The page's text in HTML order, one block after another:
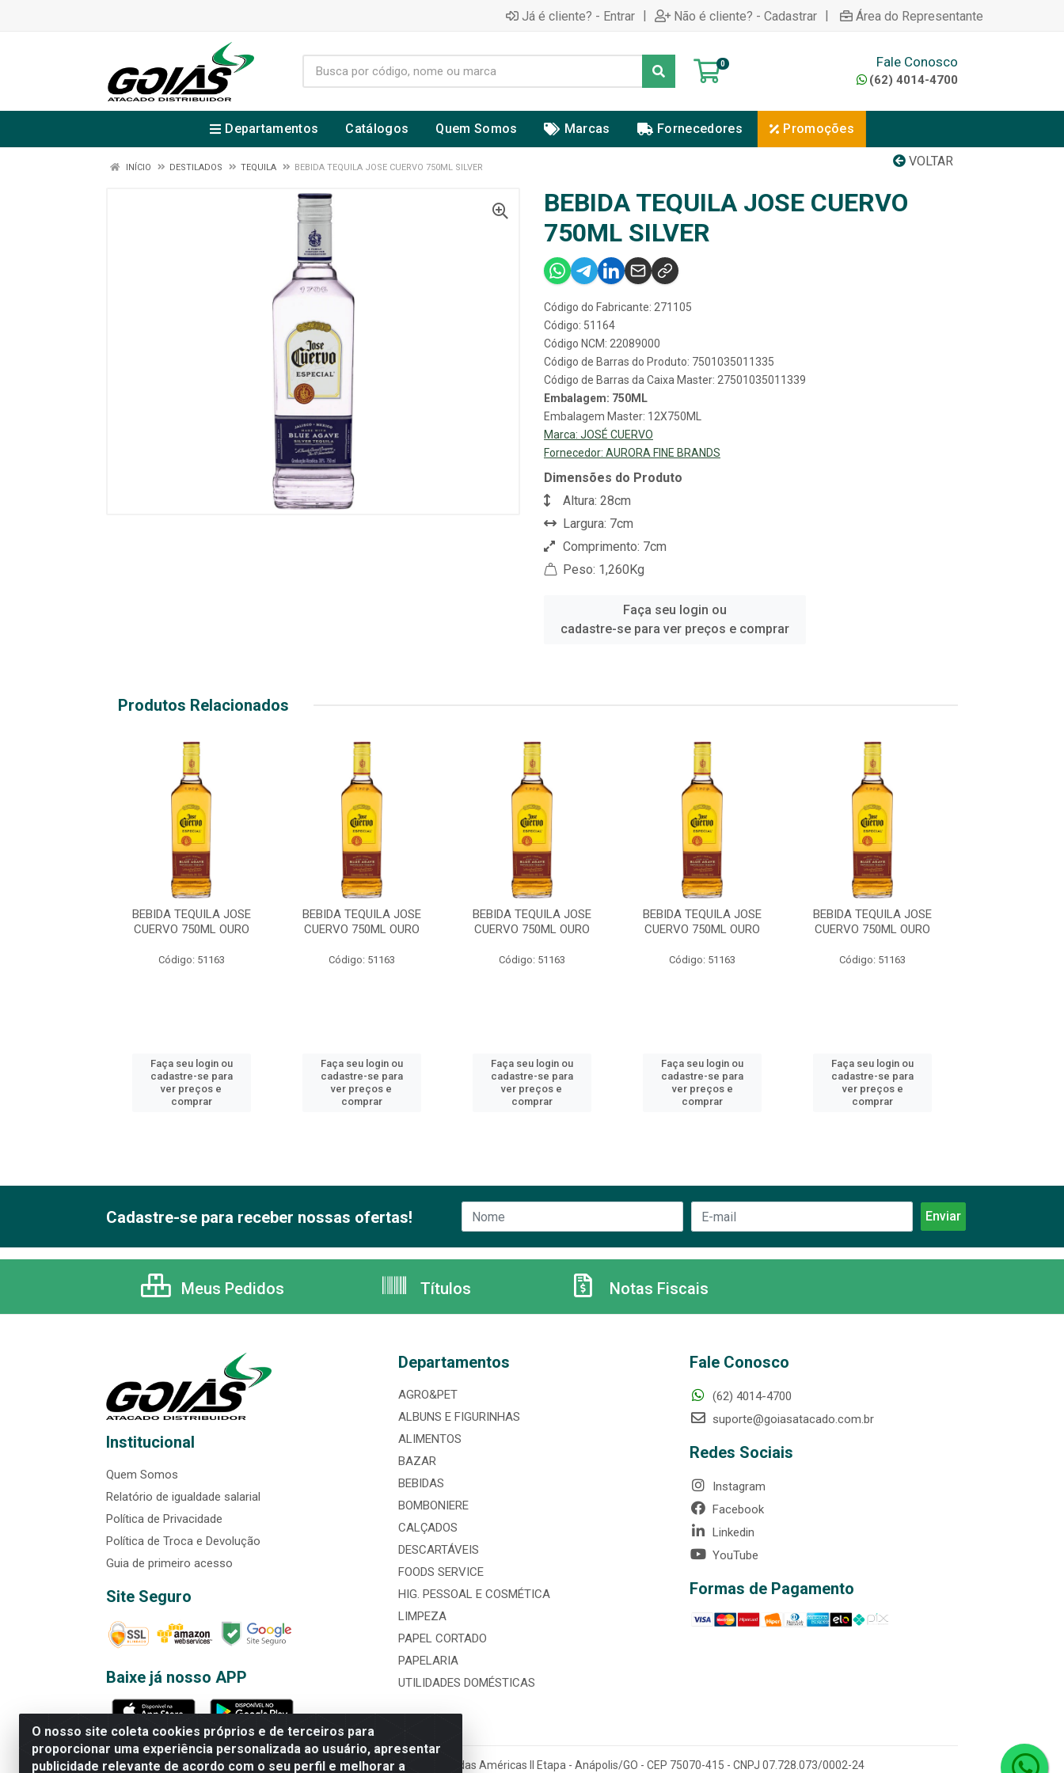
Já é cliente? - Entrar | Não é cliente? - Cadastrar | Área do Representante
0 Fale Conosco
(62) 4014-4700
Departamentos Catálogos Quem Somos Marcas Fornecedores Promoções
VOLTAR
INÍCIO DESTILADOS TEQUILA BEBIDA TEQUILA JOSE CUERVO 750ML SILVER
BEBIDA TEQUILA JOSE CUERVO
750ML SILVER
Código do Fabricante: 271105
Código: 51164
Código NCM: 22089000
Código de Barras do Produto: 7501035011335
Código de Barras da Caixa Master: 27501035011339
Embalagem: 750ML
Embalagem Master: 12X750ML
Marca: JOSÉ CUERVO
Fornecedor: AURORA FINE BRANDS
Dimensões do Produto
Altura: 28cm
Largura: 7cm
Comprimento: 7cm
Peso: 1,260Kg
Faça seu login ou
cadastre-se para ver preços e comprar
Produtos Relacionados
BEBIDA TEQUILA JOSE
CUERVO 750ML OURO
Código: 51163
Faça seu login ou
cadastre-se para
ver preços e
comprar
BEBIDA TEQUILA JOSE
CUERVO 750ML OURO
Código: 51163
Faça seu login ou
cadastre-se para
ver preços e
comprar
BEBIDA TEQUILA JOSE
CUERVO 750ML OURO
Código: 51163
Faça seu login ou
cadastre-se para
ver preços e
comprar
BEBIDA TEQUILA JOSE
CUERVO 750ML OURO
Código: 51163
Faça seu login ou
cadastre-se para
ver preços e
comprar
BEBIDA TEQUILA JOSE
CUERVO 750ML OURO
Código: 51163
Faça seu login ou
cadastre-se para
ver preços e
comprar
O nosso site coleta cookies próprios e de terceiros para
proporcionar uma experiência personalizada ao usuário, apresentar
publicidade relevante de acordo com o seu perfil e melhorar a
Cadastre-se para receber nossas ofertas!
Meus Pedidos Títulos Notas Fiscais
Institucional
Quem Somos
Relatório de igualdade salarial
Política de Privacidade
Política de Troca e Devolução
Guia de primeiro acesso
Site Seguro
Baixe já nosso APP
Departamentos
AGRO&PET
ALBUNS E FIGURINHAS
ALIMENTOS
BAZAR
BEBIDAS
BOMBONIERE
CALÇADOS
DESCARTÁVEIS
FOODS SERVICE
HIG. PESSOAL E COSMÉTICA
LIMPEZA
PAPEL CORTADO
PAPELARIA
UTILIDADES DOMÉSTICAS
Fale Conosco
(62) 4014-4700
suporte@goiasatacado.com.br
Redes Sociais
Instagram
Facebook
Linkedin
YouTube
Formas de Pagamento
Rede Brasil - Avenida Universitária, nº 3860, Jardim das Américas II Etapa - Anápolis/GO - CEP 75070-415 - CNPJ 07.728.073/0002-24